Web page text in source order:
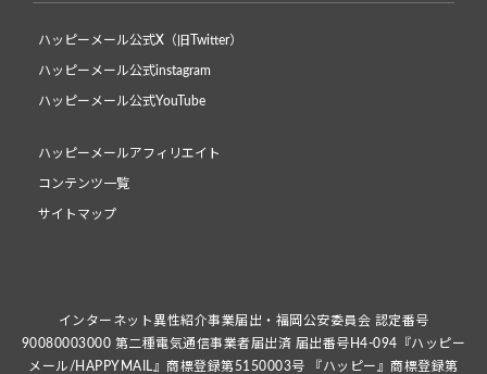
ハッピーメール公式X（旧Twitter）
ハッピーメール公式instagram
ハッピーメール公式YouTube
ハッピーメールアフィリエイト
コンテンツ一覧
サイトマップ
インターネット異性紹介事業届出・福岡公安委員会 認定番号
90080003000 第二種電気通信事業者届出済 届出番号H4-094『ハッピー
メール/HAPPYMAIL』商標登録第5150003号 『ハッピー』商標登録第